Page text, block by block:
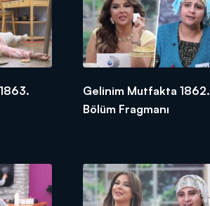
Gelinim Mutfakta 1862.
Bölüm Fragmanı